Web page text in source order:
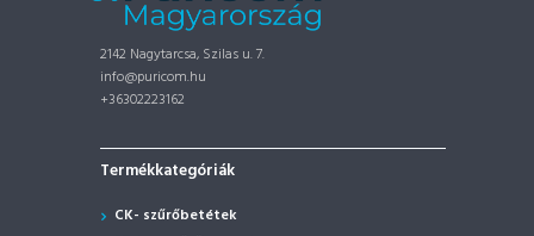
2142 Nagytarcsa, Szilas u. 7.
info@puricom.hu
+36302223162
Termékkategóriák
CK- szűrőbetétek